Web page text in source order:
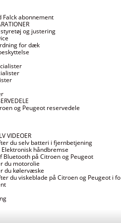
Falck abonnement
og justering
for dæk
og Peugeot reservedele
VIDEOER
du selv batteri i fjernbetjening
håndbremse
Bluetooth på Citroen og Peugeot
du motorolie
du kølervæske
du viskeblade på Citroen og Peugeot i